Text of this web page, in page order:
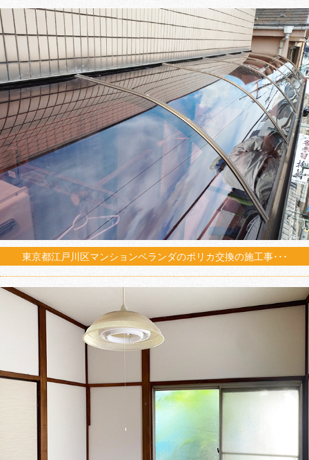
東京都江戸川区マンションベランダのポリカ交換の施工事･･･